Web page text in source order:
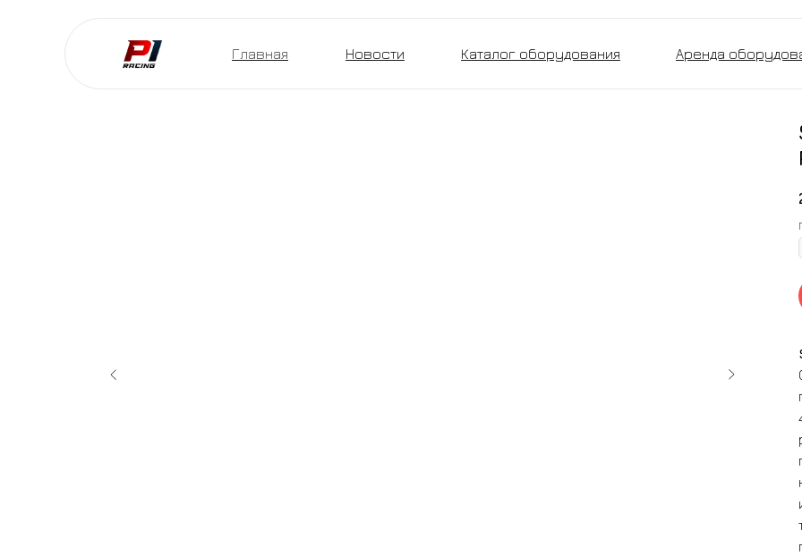
Главная Каталог оборудования Аренда
Новости